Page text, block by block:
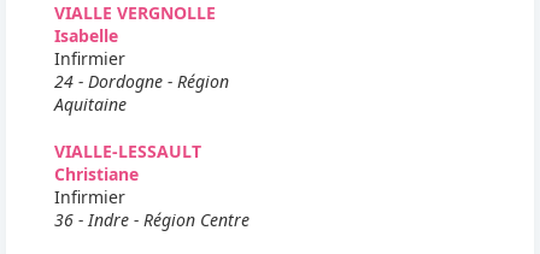
VIALLE VERGNOLLE
Isabelle
Infirmier
24 - Dordogne - Région
Aquitaine
VIALLE-LESSAULT
Christiane
Infirmier
36 - Indre - Région Centre